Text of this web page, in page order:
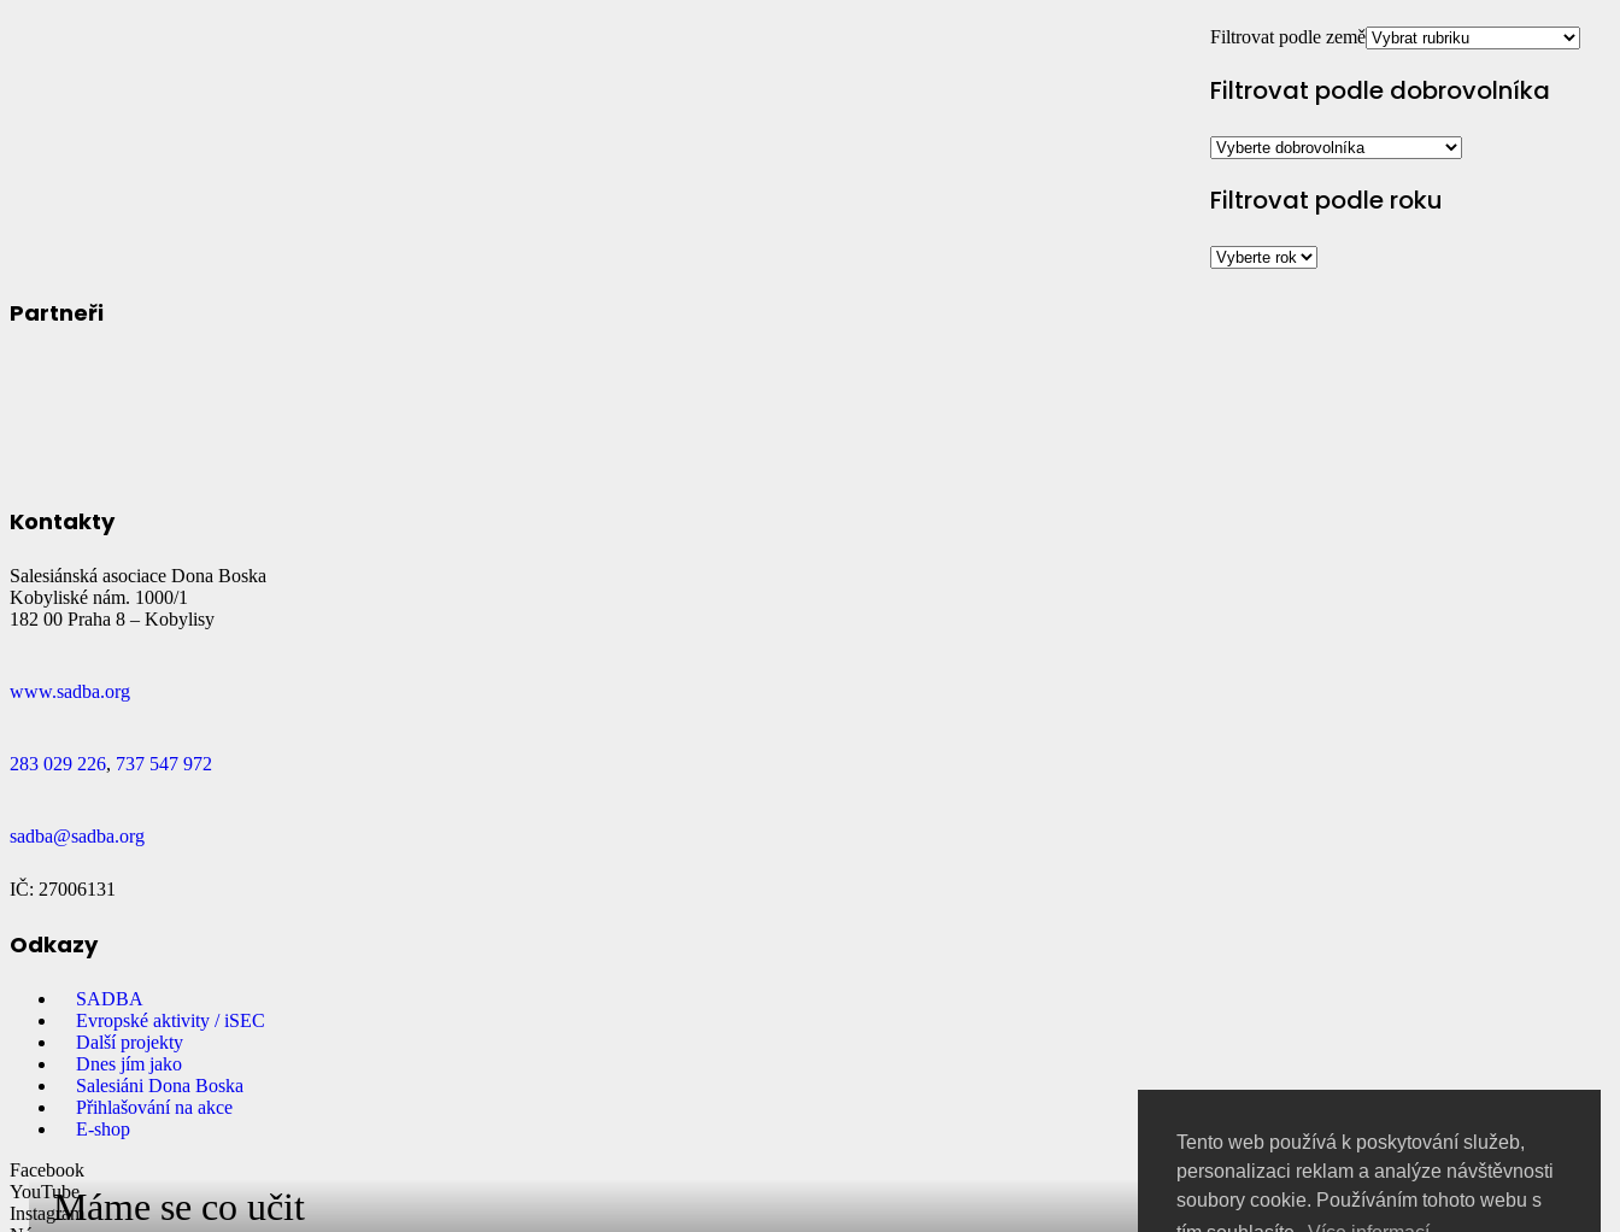
Tento web používá k poskytování služeb,
personalizaci reklam a analýze návštěvnosti
soubory cookie. Používáním tohoto webu s
Máme se co učit
Filtrovat podle země
Filtrovat podle dobrovolníka
Filtrovat podle roku
Partneři
Kontakty
Salesiánská asociace Dona Boska
Kobyliské nám. 1000/1
182 00 Praha 8 – Kobylisy
www.sadba.org
283 029 226, 737 547 972
sadba@sadba.org
IČ: 27006131
Odkazy
SADBA
Evropské aktivity / iSEC
Další projekty
Dnes jím jako
Salesiáni Dona Boska
Přihlašování na akce
E-shop
Facebook
YouTube
Instagram